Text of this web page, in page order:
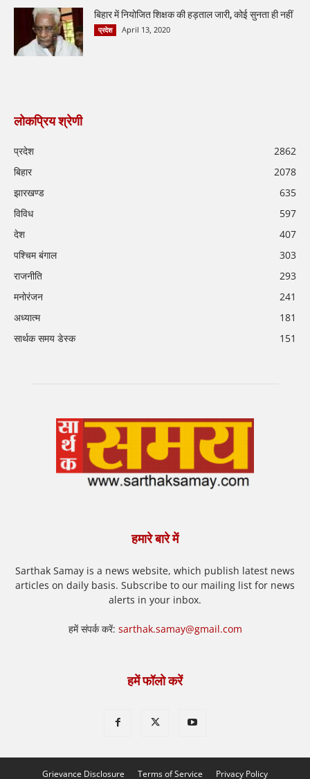
बिहार में नियोजित शिक्षक की हड़ताल जारी, कोई सुनता ही नहीं
प्रदेश April 13, 2020
लोकप्रिय श्रेणी
प्रदेश
2862
बिहार
2078
झारखण्ड
635
विविध
597
देश
407
पश्चिम बंगाल
303
राजनीति
293
मनोरंजन
241
अध्यात्म
181
सार्थक समय डेस्क
151
हमारे बारे में
Sarthak Samay is a news website, which publish latest news
articles on daily basis. Subscribe to our mailing list for news
alerts in your inbox.
हमें संपर्क करें: sarthak.samay@gmail.com
हमें फॉलो करें
Grievance Disclosure Terms of Service Privacy Policy